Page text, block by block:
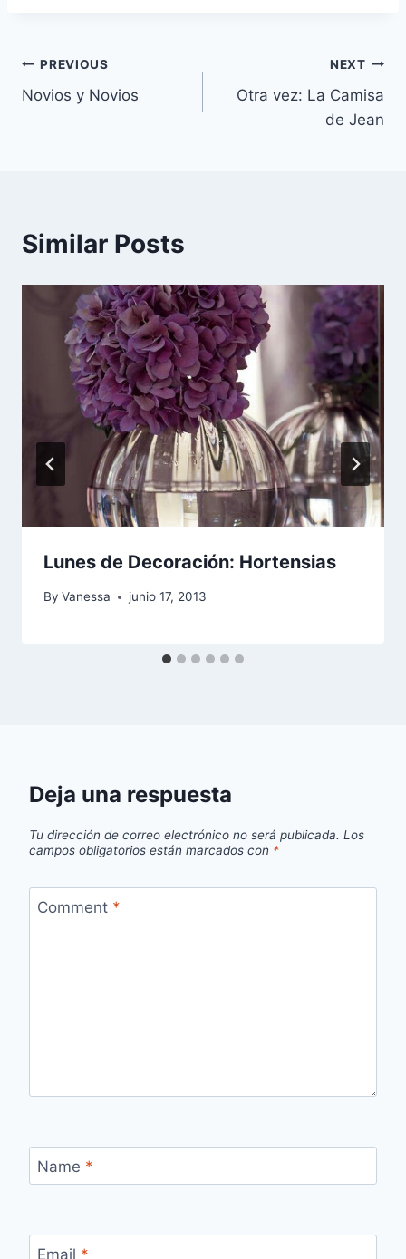
Navegación
de
PREVIOUS
Novios y Novios
NEXT
Otra vez: La Camisa
de Jean
Similar Posts
Lunes de Decoración: Hortensias
By Vanessa junio 17, 2013
Deja una respuesta
Tu dirección de correo electrónico no será publicada. Los
campos obligatorios están marcados con *
Comment *
Name *
Email *